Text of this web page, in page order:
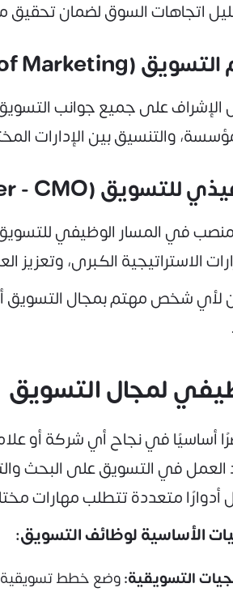
اتجاهات السوق لضمان تحقيق
على جميع جوانب التسويق
والتنسيق بين الإدارات
في المسار الوظيفي
الاستراتيجية الكبرى، وتعزيز
لأي شخص مهتم بمجال التسويق
لمجال التسويق
أساسيًا في نجاح أي شركة أو
في التسويق على البحث
متعددة تتطلب مهارات
الأساسية لوظائف التسويق:
التسويقية:وضع خطط تسويقية